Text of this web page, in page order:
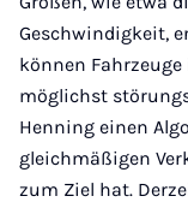
Geschwindigkeit,
können Fahrzeuge
möglichst
Henning einen
gleichmäßigen
zum Ziel hat.